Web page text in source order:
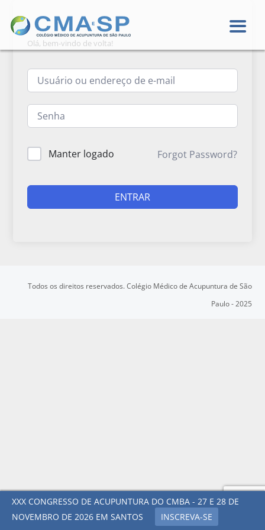
XXX CONGRESSO DE ACUPUNTURA DO CMBA - 27 E 28 DE
NOVEMBRO DE 2026 EM SANTOS
INSCREVA-SE
Olá, bem-vindo de volta!
Manter logado Forgot Password?
ENTRAR
Todos os direitos reservados. Colégio Médico de Acupuntura de São
Paulo - 2025